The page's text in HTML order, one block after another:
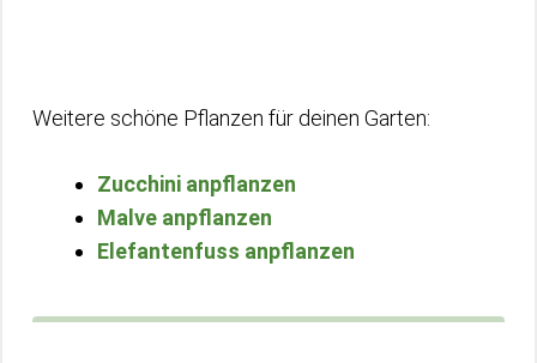
Weitere schöne Pflanzen für deinen Garten:
Zucchini anpflanzen
Malve anpflanzen
Elefantenfuss anpflanzen